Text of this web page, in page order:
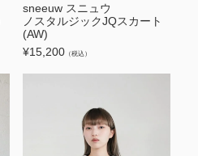
sneeuw スニュウ
ノスタルジックJQスカート
(AW)
¥15,200 （税込）